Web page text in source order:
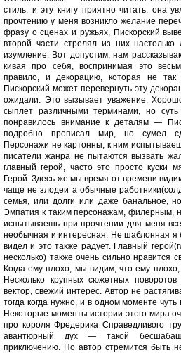
стиль, и эту книгу приятно читать, она
прочтению у меня возникло желание
фразу о сценах и ружьях, Пискорский
второй части стрелял из них настолько
изумление. Вот допустим, нам
кивая про себя, воспринимая это
правило, и декорацию, которая не
Пискорский может перевернуть эту
ожидали. Это вызывает уважение.
сыплет различными терминами, но
понравилось внимание к деталям —
подробно прописал мир, но сумел
Персонажи не картонны, к ним
писатели жанра не пытаются вызвать
главный герой, часто это просто куски
Герой. Здесь же мы время от времени
чаще не злодеи а обычные
семья, или долги или даже банальное,
Эмпатия к таким персонажам, филерным,
испытываешь при прочтении для меня
необычная и интересная. Не шаблонная я
видел и это также радует. Главный
несколько) также очень сильно нравится
Когда ему плохо, мы видим, что ему
Несколько крупных сюжетных
вектор, свежий интерес. Автор не
тогда когда нужно, и в одном моменте
Некоторые моменты истории этого мира
про короля Фредерика Справедливого
авантюрный дух — такой
приключению. Но автор стремится быть